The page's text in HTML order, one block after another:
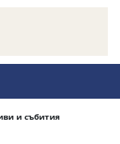
и събития